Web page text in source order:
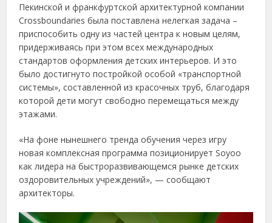
Пекинской и франкфуртской архитектурной компании
Crossboundaries была поставлена нелегкая задача –
приспособить одну из частей центра к новым целям,
придерживаясь при этом всех международных
стандартов оформления детских интерьеров. И это
было достигнуто постройкой особой «транспортной
системы», составленной из красочных труб, благодаря
которой дети могут свободно перемещаться между
этажами.
«На фоне нынешнего тренда обучения через игру
новая комплексная программа позиционирует Soyoo
как лидера на быстроразвивающемся рынке детских
оздоровительных учреждений», — сообщают
архитекторы.